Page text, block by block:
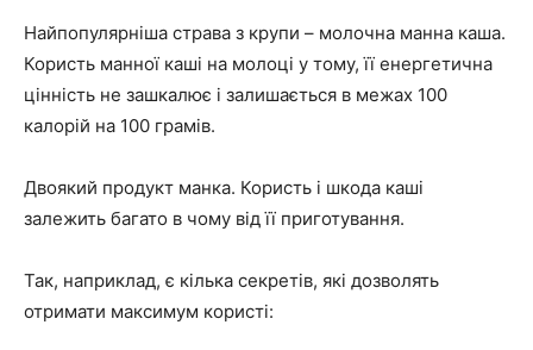
Найпопулярніша страва з крупи – молочна манна каша.
Користь манної каші на молоці у тому, її енергетична
цінність не зашкалює і залишається в межах 100
калорій на 100 грамів.
Двоякий продукт манка. Користь і шкода каші
залежить багато в чому від її приготування.
Так, наприклад, є кілька секретів, які дозволять
отримати максимум користі: